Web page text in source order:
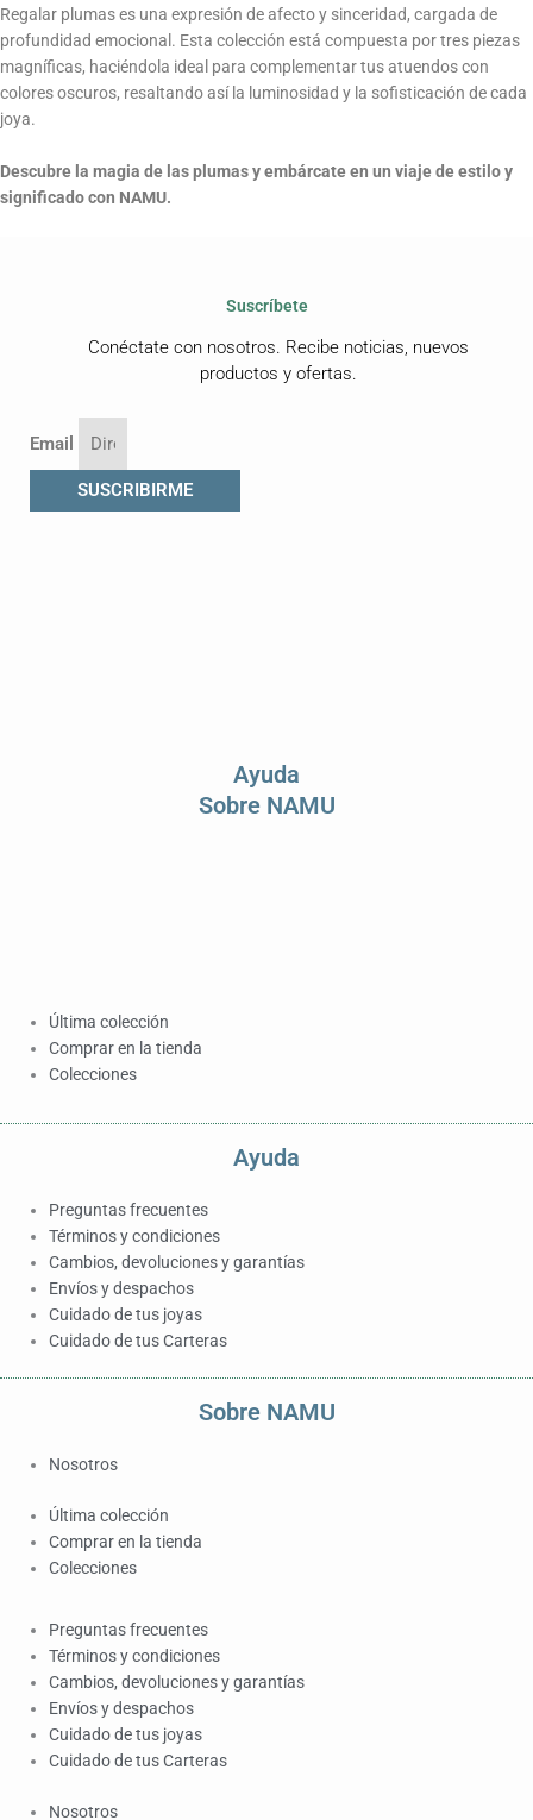
Regalar plumas es una expresión de afecto y sinceridad, cargada de
profundidad emocional. Esta colección está compuesta por tres piezas
magníficas, haciéndola ideal para complementar tus atuendos con
colores oscuros, resaltando así la luminosidad y la sofisticación de cada
joya.
Descubre la magia de las plumas y embárcate en un viaje de estilo y
significado con NAMU.
Suscríbete
Conéctate con nosotros. Recibe noticias, nuevos
productos y ofertas.
Email
SUSCRIBIRME
Ayuda
Sobre NAMU
Última colección
Comprar en la tienda
Colecciones
Ayuda
Preguntas frecuentes
Términos y condiciones
Cambios, devoluciones y garantías
Envíos y despachos
Cuidado de tus joyas
Cuidado de tus Carteras
Sobre NAMU
Nosotros
Última colección
Comprar en la tienda
Colecciones
Preguntas frecuentes
Términos y condiciones
Cambios, devoluciones y garantías
Envíos y despachos
Cuidado de tus joyas
Cuidado de tus Carteras
Nosotros